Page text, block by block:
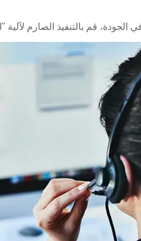
"الاستجابة خلال 24 ساعة، والحل خلال 72 ساعة"، وتقديم حلول فعالة مثل التعويض